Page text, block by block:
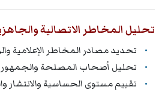
تحليل المخاطر الاتصالية
تحديد مصادر المخاطر الإعلامية
تحليل أصحاب المصلحة والجمهور
تقييم مستوى الحساسية والانتشار